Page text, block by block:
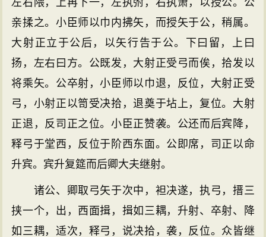
左右隈，上再下一，左执弣，右执箫，以授公。公
亲揉之。小臣师以巾内拂矢，而授矢于公，稍属。
大射正立于公后，以矢行告于公。下曰留，上曰
扬，左右曰方。公既发，大射正受弓而俟，拾发以
将乘矢。公卒射，小臣师以巾退，反位，大射正受
弓，小射正以笥受决拾，退奠于坫上，复位。大射
正退，反司正之位。小臣正赞袭。公还而后宾降，
释弓于堂西，反位于阶西东面。公即席，司正以命
升宾。宾升复筵而后卿大夫继射。
诸公、卿取弓矢于次中，袒决遂，执弓，搢三
挟一个，出，西面揖，揖如三耦，升射、卒射、降
如三耦，适次，释弓，说决拾，袭，反位。众皆继